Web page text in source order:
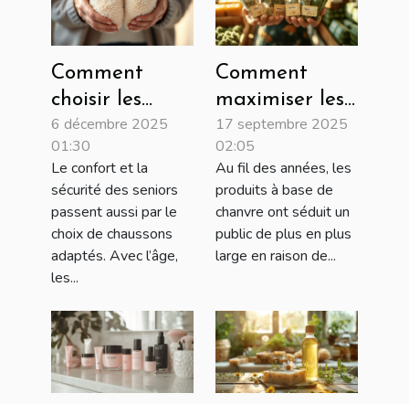
Comment
choisir les
chaussons
idéaux pour
les seniors ?
6 décembre 2025
01:30
Le confort et la
sécurité des seniors
passent aussi par le
choix de chaussons
adaptés. Avec l’âge,
les...
Comment
maximiser les
économies sur
les achats de
produits à
base de
chanvre ?
17 septembre 2025
02:05
Au fil des années, les
produits à base de
chanvre ont séduit un
public de plus en plus
large en raison de...